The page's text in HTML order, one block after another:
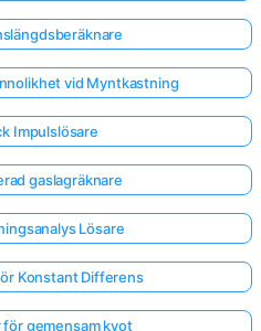
vid Myntkastning
Impulslösare
gaslagräknare
Lösare
Konstant Differens
för gemensam kvot